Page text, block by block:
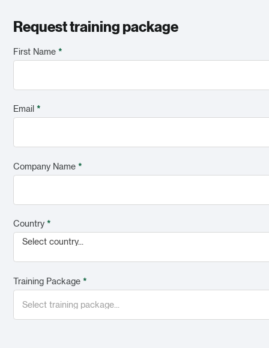
Request training package
First Name *
Email *
Company Name *
Country *
Select country...
Training Package *